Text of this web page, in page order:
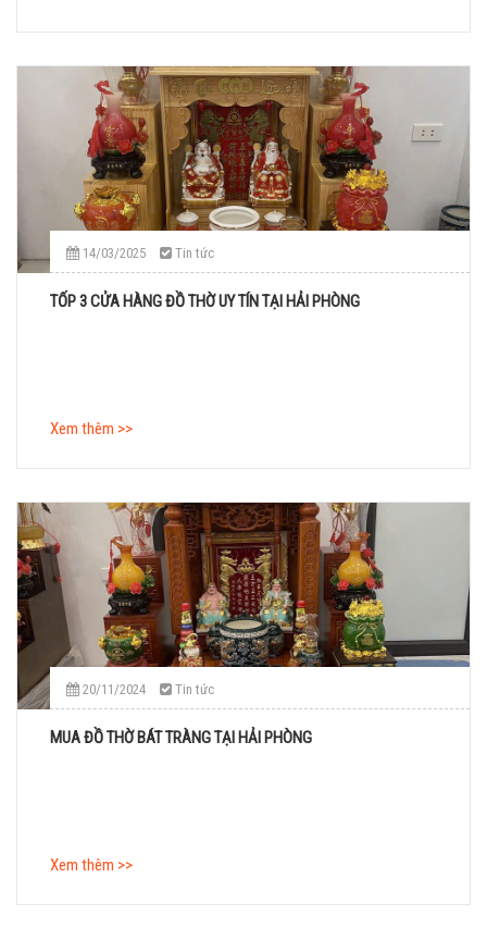
14/03/2025 Tin tức
TỐP 3 CỬA HÀNG ĐỒ THỜ UY TÍN TẠI HẢI PHÒNG
Xem thêm >>
20/11/2024 Tin tức
MUA ĐỒ THỜ BÁT TRÀNG TẠI HẢI PHÒNG
Xem thêm >>